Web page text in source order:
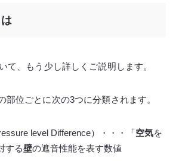
て、もう少し詳しくご説明します。
部位ごとに次の3つに分類されます。
level Difference）・・・「 空気を
する壁の遮音性能を表す数値